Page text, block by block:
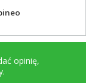
opinię,
.